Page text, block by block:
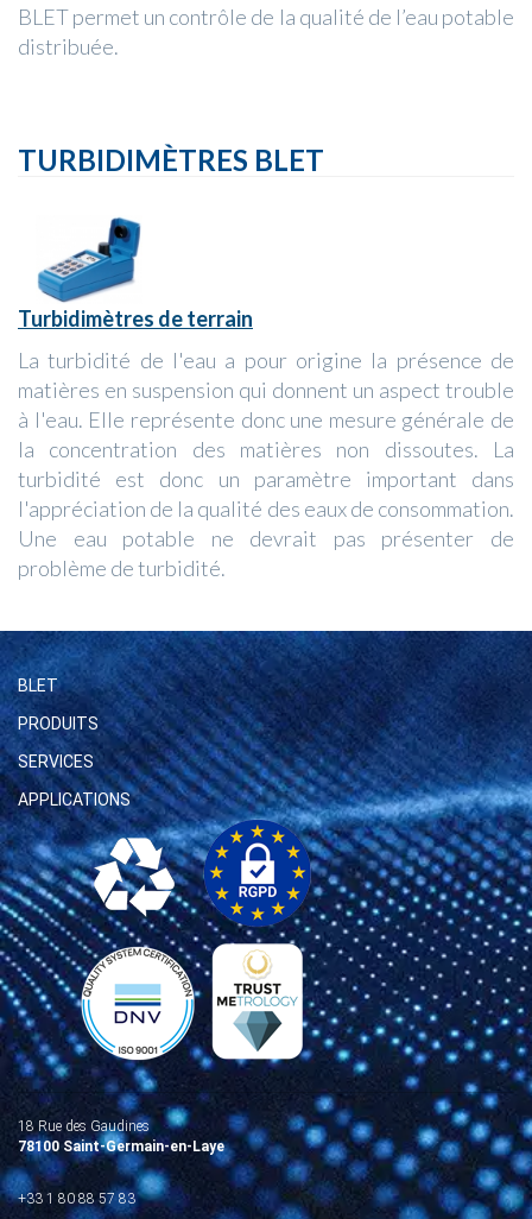
BLET permet un contrôle de la qualité de l’eau potable
distribuée.
TURBIDIMÈTRES BLET
Turbidimètres de terrain
La turbidité de l'eau a pour origine la présence de
matières en suspension qui donnent un aspect trouble
à l'eau. Elle représente donc une mesure générale de
la concentration des matières non dissoutes. La
turbidité est donc un paramètre important dans
l'appréciation de la qualité des eaux de consommation.
Une eau potable ne devrait pas présenter de
problème de turbidité.
BLET
PRODUITS
SERVICES
APPLICATIONS
18 Rue des Gaudines
78100 Saint-Germain-en-Laye
+33 1 80 88 57 83